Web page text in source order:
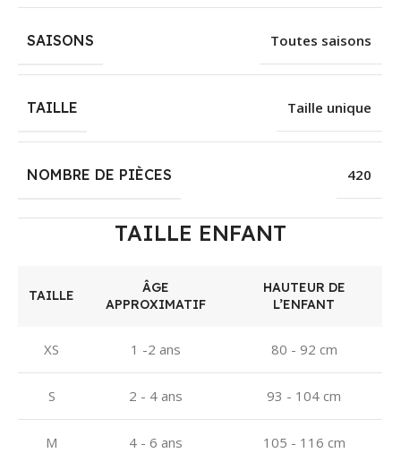
SAISONS Toutes saisons
TAILLE Taille unique
NOMBRE DE PIÈCES 420
TAILLE ENFANT
TAILLE
ÂGE
APPROXIMATIF
HAUTEUR DE
L’ENFANT
XS 1 -2 ans 80 - 92 cm
S 2 - 4 ans 93 - 104 cm
M 4 - 6 ans 105 - 116 cm